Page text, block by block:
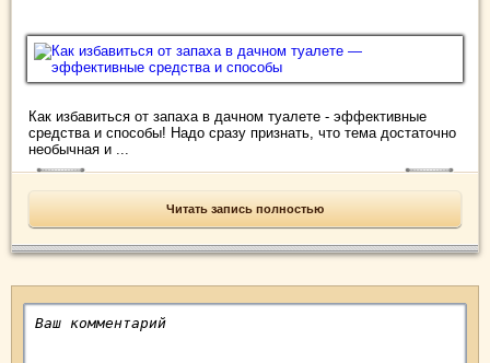
Как избавиться от запаха в дачном туалете - эффективные
средства и способы! Надо сразу признать, что тема достаточно
необычная и ...
Читать запись полностью